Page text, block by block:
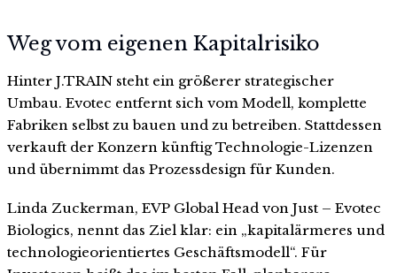
Weg vom eigenen Kapitalrisiko
Hinter J.TRAIN steht ein größerer strategischer
Umbau. Evotec entfernt sich vom Modell, komplette
Fabriken selbst zu bauen und zu betreiben. Stattdessen
verkauft der Konzern künftig Technologie-Lizenzen
und übernimmt das Prozessdesign für Kunden.
Linda Zuckerman, EVP Global Head von Just – Evotec
Biologics, nennt das Ziel klar: ein „kapitalärmeres und
technologieorientiertes Geschäftsmodell“. Für